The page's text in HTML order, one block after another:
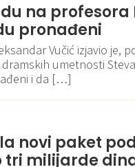
na profesora
pronađeni
Vučić izjavio je,
umetnosti
i da […]
novi paket
tri milijarde